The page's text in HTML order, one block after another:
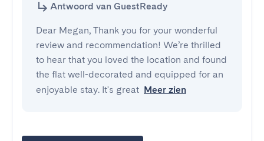
Antwoord van GuestReady
Dear Megan, Thank you for your wonderful
review and recommendation! We’re thrilled
to hear that you loved the location and found
the flat well-decorated and equipped for an
enjoyable stay. It's great Meer zien